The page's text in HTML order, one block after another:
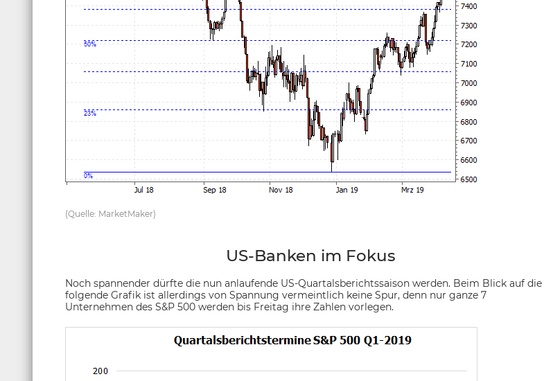
(Quelle: MarketMaker)
US-Banken im Fokus
Noch spannender dürfte die nun anlaufende US-Quartalsberichtssaison werden. Beim Blick auf die
folgende Grafik ist allerdings von Spannung vermeintlich keine Spur, denn nur ganze 7
Unternehmen des S&P 500 werden bis Freitag ihre Zahlen vorlegen.